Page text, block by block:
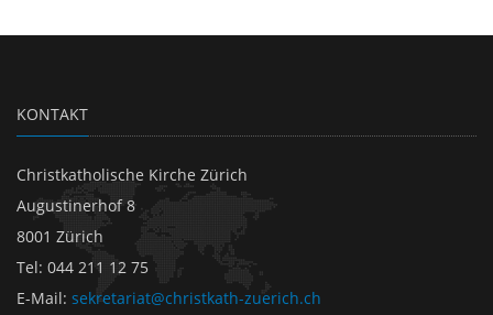
KONTAKT
Christkatholische Kirche Zürich
Augustinerhof 8
8001 Zürich
Tel: 044 211 12 75
E-Mail: sekretariat@christkath-zuerich.ch